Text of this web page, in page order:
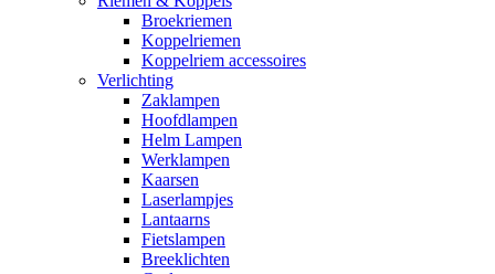
Broekriemen
Koppelriemen
Koppelriem accessoires
Verlichting
Zaklampen
Hoofdlampen
Helm Lampen
Werklampen
Kaarsen
Laserlampjes
Lantaarns
Fietslampen
Breeklichten